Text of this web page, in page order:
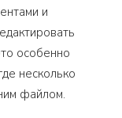
и
особенно
несколько
файлом.